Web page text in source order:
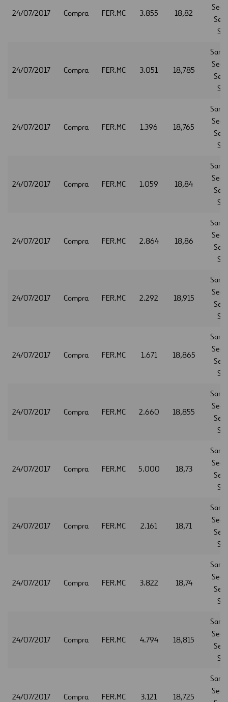
24/07/2017 Compra FER.MC 3.855 18,82
24/07/2017 Compra FER.MC 3.051 18,785
24/07/2017 Compra FER.MC 1.396 18,765
24/07/2017 Compra FER.MC 1.059 18,84
24/07/2017 Compra FER.MC 2.864 18,86
24/07/2017 Compra FER.MC 2.292 18,915
24/07/2017 Compra FER.MC 1.671 18,865
24/07/2017 Compra FER.MC 2.660 18,855
24/07/2017 Compra FER.MC 5.000 18,73
24/07/2017 Compra FER.MC 2.161 18,71
24/07/2017 Compra FER.MC 3.822 18,74
24/07/2017 Compra FER.MC 4.794 18,815
24/07/2017 Compra FER.MC 3.121 18,725